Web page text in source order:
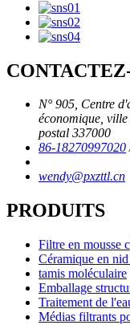
N° 905, Centre
économique,
postal 337000
86-18270997020
wendy@pxzttl.cn
PRODUITS
Filtre en mousse
Céramique en
tamis moléculaire
Emballage
Traitement de
Médias filtrants